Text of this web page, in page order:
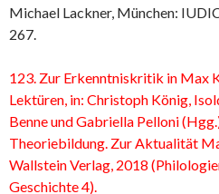
Michael Lackner, München:
267.
123. Zur Erkenntniskritik in Max
Lektüren, in: Christoph König,
Benne und Gabriella Pelloni
Theoriebildung. Zur Aktualität
Wallstein Verlag, 2018
Geschichte 4).